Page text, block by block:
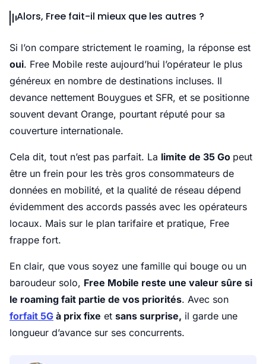
Alors, Free fait-il mieux que les autres ?
Si l’on compare strictement le roaming, la réponse est
oui. Free Mobile reste aujourd’hui l’opérateur le plus
généreux en nombre de destinations incluses. Il
devance nettement Bouygues et SFR, et se positionne
souvent devant Orange, pourtant réputé pour sa
couverture internationale.
Cela dit, tout n’est pas parfait. La limite de 35 Go peut
être un frein pour les très gros consommateurs de
données en mobilité, et la qualité de réseau dépend
évidemment des accords passés avec les opérateurs
locaux. Mais sur le plan tarifaire et pratique, Free
frappe fort.
En clair, que vous soyez une famille qui bouge ou un
baroudeur solo, Free Mobile reste une valeur sûre si
le roaming fait partie de vos priorités. Avec son
forfait 5G à prix fixe et sans surprise, il garde une
longueur d’avance sur ses concurrents.